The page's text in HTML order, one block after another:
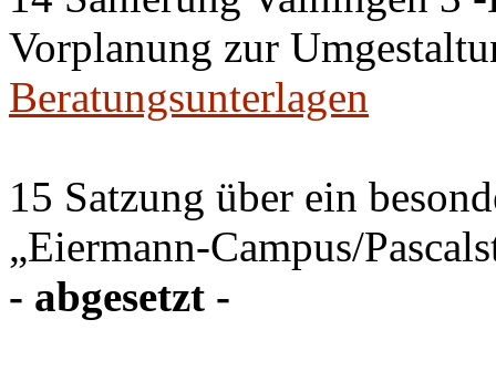
Vorplanung zur
Beratungsunterlagen
15 Satzung über ein
„Eiermann-Campus/
- abgesetzt -